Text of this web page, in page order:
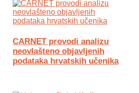
CARNET provodi analizu
neovlašteno objavljenih
podataka hrvatskih učenika